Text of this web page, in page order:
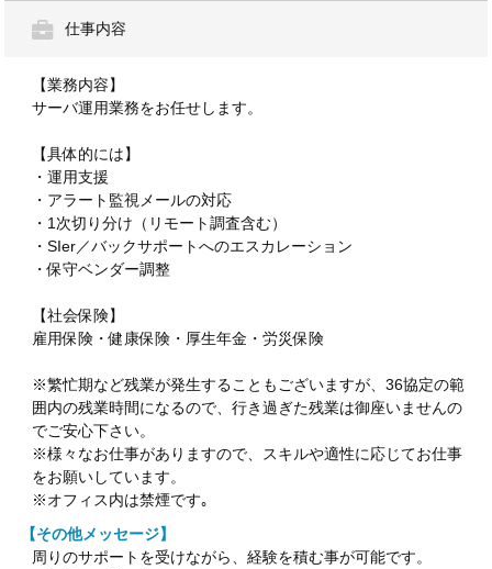
仕事内容
【業務内容】
サーバ運用業務をお任せします。
【具体的には】
・運用支援
・アラート監視メールの対応
・1次切り分け（リモート調査含む）
・SIer／バックサポートへのエスカレーション
・保守ベンダー調整
【社会保険】
雇用保険・健康保険・厚生年金・労災保険
※繁忙期など残業が発生することもございますが、36協定の範
囲内の残業時間になるので、行き過ぎた残業は御座いませんの
でご安心下さい。
※様々なお仕事がありますので、スキルや適性に応じてお仕事
をお願いしています。
※オフィス内は禁煙です｡
【その他メッセージ】
周りのサポートを受けながら、経験を積む事が可能です。